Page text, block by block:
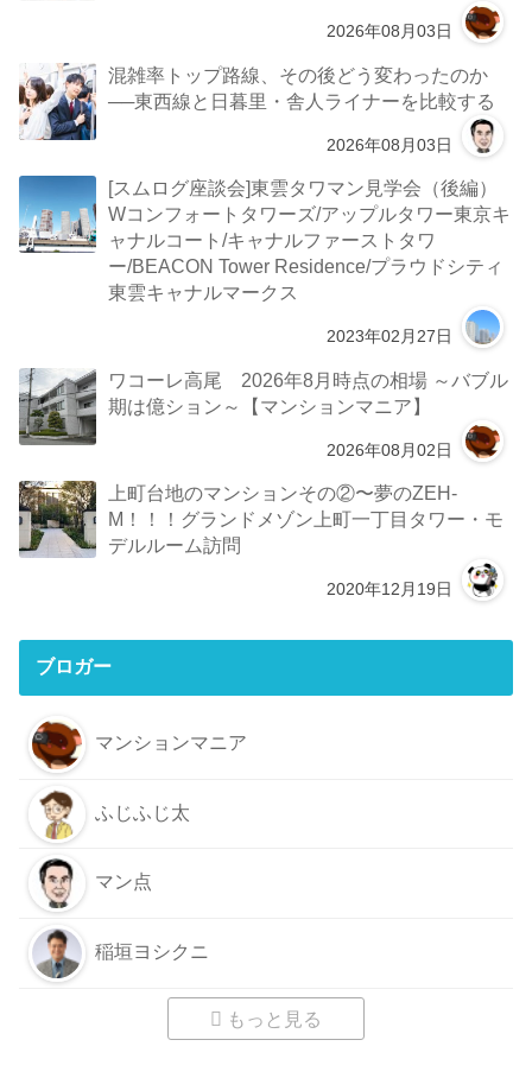
2026年08月03日
混雑率トップ路線、その後どう変わったのか
──東西線と日暮里・舎人ライナーを比較する
2026年08月03日
[スムログ座談会]東雲タワマン見学会（後編）
Wコンフォートタワーズ/アップルタワー東京キ
ャナルコート/キャナルファーストタワ
ー/BEACON Tower Residence/プラウドシティ
東雲キャナルマークス
2023年02月27日
ワコーレ高尾 2026年8月時点の相場 ～バブル
期は億ション～【マンションマニア】
2026年08月02日
上町台地のマンションその②〜夢のZEH-
M！！！グランドメゾン上町一丁目タワー・モ
デルルーム訪問
2020年12月19日
ブロガー
マンションマニア
ふじふじ太
マン点
稲垣ヨシクニ
もっと見る